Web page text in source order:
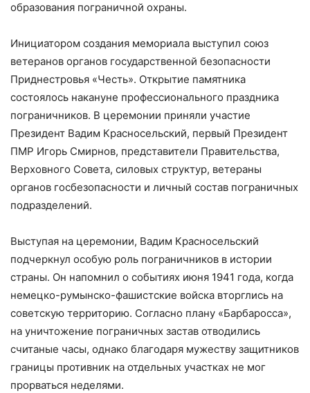
образования пограничной охраны.
Инициатором создания мемориала выступил союз
ветеранов органов государственной безопасности
Приднестровья «Честь». Открытие памятника
состоялось накануне профессионального праздника
пограничников. В церемонии приняли участие
Президент Вадим Красносельский, первый Президент
ПМР Игорь Смирнов, представители Правительства,
Верховного Совета, силовых структур, ветераны
органов госбезопасности и личный состав пограничных
подразделений.
Выступая на церемонии, Вадим Красносельский
подчеркнул особую роль пограничников в истории
страны. Он напомнил о событиях июня 1941 года, когда
немецко-румынско-фашистские войска вторглись на
советскую территорию. Согласно плану «Барбаросса»,
на уничтожение пограничных застав отводились
считаные часы, однако благодаря мужеству защитников
границы противник на отдельных участках не мог
прорваться неделями.